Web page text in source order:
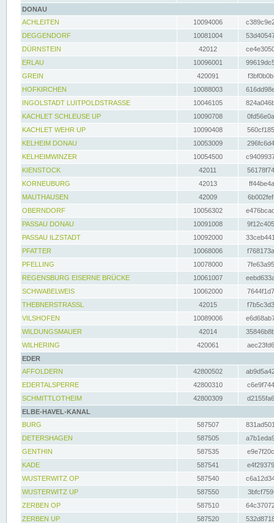
DONAU
ACHLEITEN
10094006
DEGGENDORF
10081004
DÜRNSTEIN
42012
ERLAU
10096001
GREIN
420091
HOFKIRCHEN
10088003
INGOLSTADT LUITPOLDSTRASSE
10046105
KACHLET SCHLEUSE UP
10090708
KACHLET WEHR UP
10090408
KELHEIM DONAU
10053009
KELHEIMWINZER
10054500
KIENSTOCK
42011
KORNEUBURG
42013
MAUTHAUSEN
42009
OBERNDORF
10056302
PASSAU DONAU
10091008
PASSAU ILZSTADT
10092000
PFATTER
10068006
PFELLING
10078000
REGENSBURG EISERNE BRÜCKE
10061007
SCHWABELWEIS
10062000
THEBNERSTRASSL
42015
VILSHOFEN
10089006
WILDUNGSMAUER
42014
WILHERING
420061
EDER
AFFOLDERN
42800502
EDERTALSPERRE
42800310
SCHMITTLOTHEIM
42800309
ELBE-HAVEL-KANAL
BURG
587507
DETERSHAGEN
587505
GENTHIN
587535
KADE
587541
WUSTERWITZ OP
587540
WUSTERWITZ UP
587550
ZERBEN OP
587510
ZERBEN UP
587520